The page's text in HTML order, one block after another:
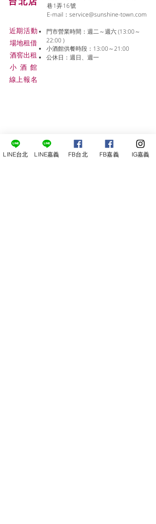
巷1弄16號
E-mail： service@sunshine-town.com
近期活動
場地租借
​酒窖出租
小酒 館
線上報名
門市營業時間：週二～週六 (13:00～
22:00 )
小酒館供餐時段：13:00～21:00
公休日：週日、週一
LINE台北 LINE嘉義 FB台北 FB嘉義 IG嘉義